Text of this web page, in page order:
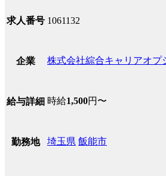
求人番号 1061132
企業 株式会社綜合キャリアオプ
給与詳細 時給1,500円〜
勤務地 埼玉県 飯能市